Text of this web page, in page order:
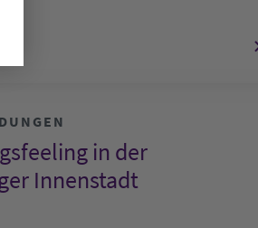
in der
Innenstadt